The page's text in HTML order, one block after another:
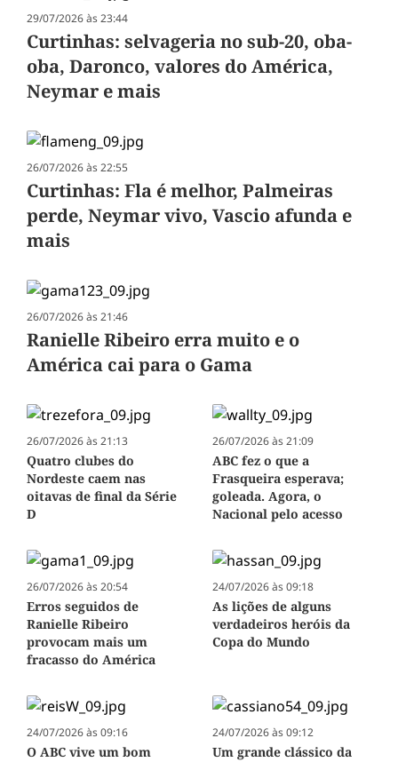
29/07/2026 às 23:44
Curtinhas: selvageria no sub-20, oba-
oba, Daronco, valores do América,
Neymar e mais
26/07/2026 às 22:55
Curtinhas: Fla é melhor, Palmeiras
perde, Neymar vivo, Vascio afunda e
mais
26/07/2026 às 21:46
Ranielle Ribeiro erra muito e o
América cai para o Gama
26/07/2026 às 21:13
Quatro clubes do
Nordeste caem nas
oitavas de final da Série
D
26/07/2026 às 21:09
ABC fez o que a
Frasqueira esperava;
goleada. Agora, o
Nacional pelo acesso
26/07/2026 às 20:54
Erros seguidos de
Ranielle Ribeiro
provocam mais um
fracasso do América
24/07/2026 às 09:18
As lições de alguns
verdadeiros heróis da
Copa do Mundo
24/07/2026 às 09:16
O ABC vive um bom
24/07/2026 às 09:12
Um grande clássico da